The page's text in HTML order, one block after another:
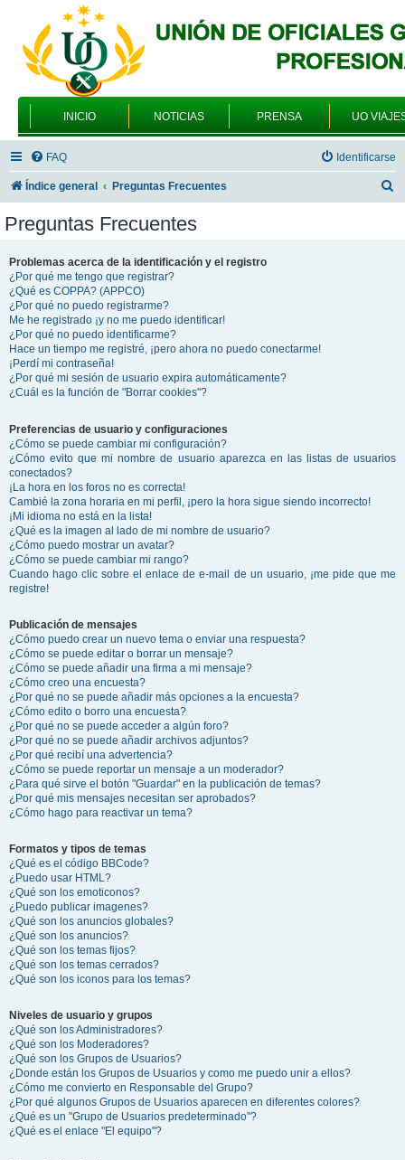
INICIO NOTICIAS PRENSA UO
FAQ Identificarse
Índice general Preguntas Frecuentes
Preguntas Frecuentes
Problemas acerca de la identificación y el registro
¿Por qué me tengo que registrar?
¿Qué es COPPA? (APPCO)
¿Por qué no puedo registrarme?
Me he registrado ¡y no me puedo identificar!
¿Por qué no puedo identificarme?
Hace un tiempo me registré, ¡pero ahora no puedo conectarme!
¡Perdí mi contraseña!
¿Por qué mi sesión de usuario expira automáticamente?
¿Cuál es la función de "Borrar cookies"?
Preferencias de usuario y configuraciones
¿Cómo se puede cambiar mi configuración?
¿Cómo evito que mi nombre de usuario aparezca en las listas de usuarios
conectados?
¡La hora en los foros no es correcta!
Cambié la zona horaria en mi perfil, ¡pero la hora sigue siendo incorrecto!
¡Mi idioma no está en la lista!
¿Qué es la imagen al lado de mi nombre de usuario?
¿Cómo puedo mostrar un avatar?
¿Cómo se puede cambiar mi rango?
Cuando hago clic sobre el enlace de e-mail de un usuario, ¡me pide que me
registre!
Publicación de mensajes
¿Cómo puedo crear un nuevo tema o enviar una respuesta?
¿Cómo se puede editar o borrar un mensaje?
¿Cómo se puede añadir una firma a mi mensaje?
¿Cómo creo una encuesta?
¿Por qué no se puede añadir más opciones a la encuesta?
¿Cómo edito o borro una encuesta?
¿Por qué no se puede acceder a algún foro?
¿Por qué no se puede añadir archivos adjuntos?
¿Por qué recibí una advertencia?
¿Cómo se puede reportar un mensaje a un moderador?
¿Para qué sirve el botón "Guardar" en la publicación de temas?
¿Por qué mis mensajes necesitan ser aprobados?
¿Cómo hago para reactivar un tema?
Formatos y tipos de temas
¿Qué es el código BBCode?
¿Puedo usar HTML?
¿Qué son los emoticonos?
¿Puedo publicar imagenes?
¿Qué son los anuncios globales?
¿Qué son los anuncios?
¿Qué son los temas fijos?
¿Qué son los temas cerrados?
¿Qué son los iconos para los temas?
Niveles de usuario y grupos
¿Qué son los Administradores?
¿Qué son los Moderadores?
¿Qué son los Grupos de Usuarios?
¿Donde están los Grupos de Usuarios y como me puedo unir a ellos?
¿Cómo me convierto en Responsable del Grupo?
¿Por qué algunos Grupos de Usuarios aparecen en diferentes colores?
¿Qué es un "Grupo de Usuarios predeterminado"?
¿Qué es el enlace "El equipo"?